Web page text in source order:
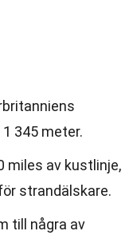
345 meter.
miles av kustlinje,
strandälskare.
till några av